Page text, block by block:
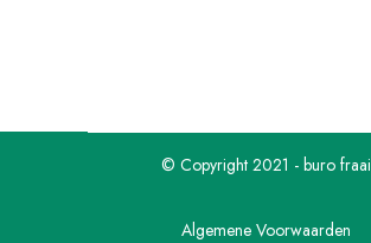
© Copyright 2021 - buro fraai
Algemene Voorwaarden